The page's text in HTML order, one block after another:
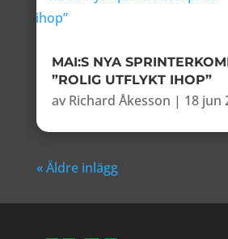
MAI:S NYA
”ROLIG UTFLYKT IHOP”
av Richard Åkesson | 18 jun
« Äldre inlägg